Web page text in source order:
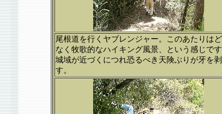
尾根道を行くヤブレンジャー。このあたりは
なく牧歌的なハイキング風景、という感じで
城域が近づくにつれ恐るべき天険ぶりが牙を
す。